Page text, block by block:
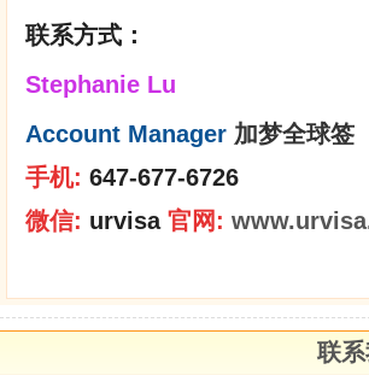
联系方式：
Stephanie Lu
Account Manager 加梦全球签
手机: 647-677-6726
微信: urvisa 官网:
联系